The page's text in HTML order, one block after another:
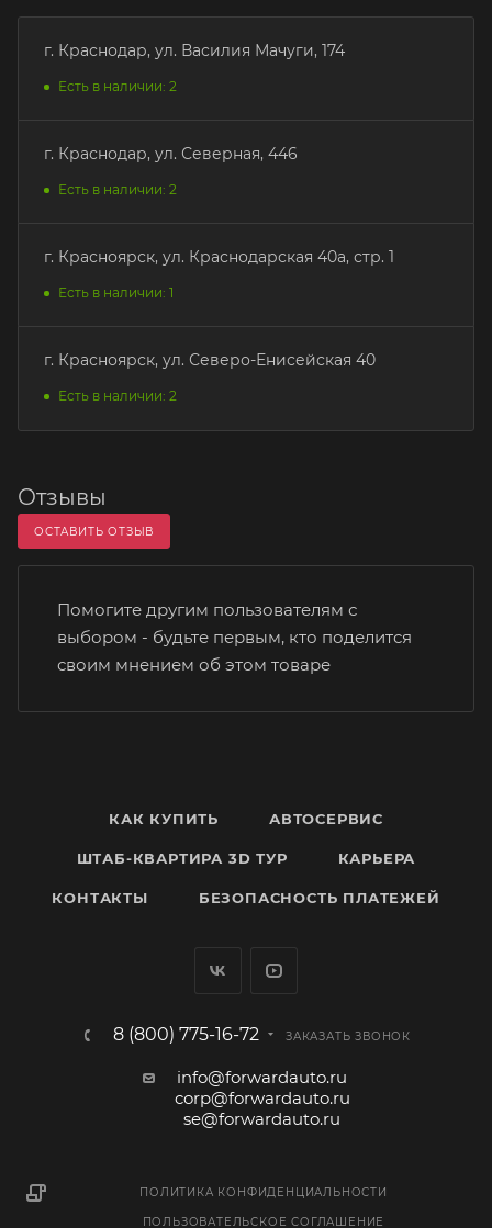
г. Краснодар, ул. Василия Мачуги, 174
Есть в наличии: 2
г. Краснодар, ул. Северная, 446
Есть в наличии: 2
г. Красноярск, ул. Краснодарская 40а, стр. 1
Есть в наличии: 1
г. Красноярск, ул. Северо-Енисейская 40
Есть в наличии: 2
Отзывы
ОСТАВИТЬ ОТЗЫВ
Помогите другим пользователям с
выбором - будьте первым, кто поделится
своим мнением об этом товаре
КАК КУПИТЬ АВТОСЕРВИС
ШТАБ-КВАРТИРА 3D ТУР КАРЬЕРА
КОНТАКТЫ БЕЗОПАСНОСТЬ ПЛАТЕЖЕЙ
8 (800) 775-16-72 ЗАКАЗАТЬ ЗВОНОК
info@forwardauto.ru
corp@forwardauto.ru
se@forwardauto.ru
ПОЛИТИКА КОНФИДЕНЦИАЛЬНОСТИ
ПОЛЬЗОВАТЕЛЬСКОЕ СОГЛАШЕНИЕ